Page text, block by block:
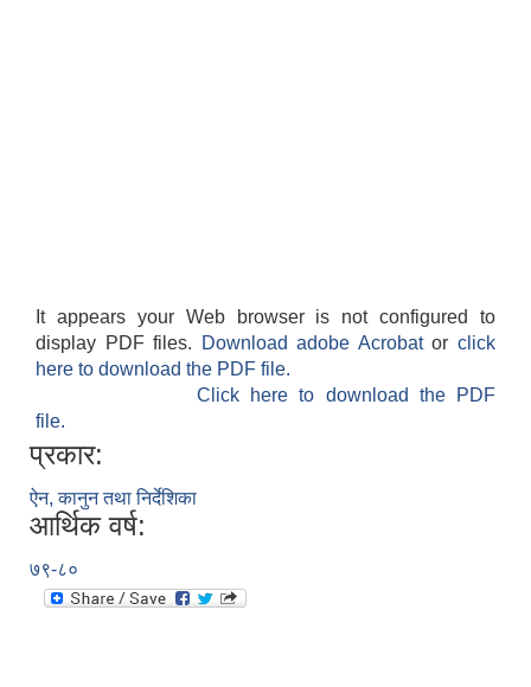
It appears your Web browser is not configured to
display PDF files.
Download adobe Acrobatorclick
here to download the PDF file.
Click here to download the PDF
file.
प्रकार:
ऐन, कानुन तथा निर्देशिका
आर्थिक वर्ष:
७९-८०